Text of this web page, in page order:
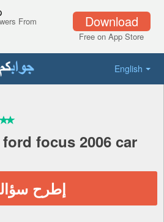
Download
Free on App Store
From
English
focus 2006 car
إطرح